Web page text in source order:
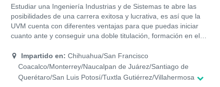
Estudiar una Ingeniería Industrias y de Sistemas te abre las
posibilidades de una carrera exitosa y lucrativa, es así que la
UVM cuenta con diferentes ventajas para que puedas iniciar
cuanto ante y conseguir una doble titulación, formación en el
más actuales y modernos, programas académicos de las
mejores universidades del mundo y con reconocimiento oficial
por la SEP, sin contar su programa de ayuda económica.
Impartido en: Chihuahua/San Francisco
Coacalco/Monterrey/Naucalpan de Juárez/Santiago de
Querétaro/San Luis Potosí/Tuxtla Gutiérrez/Villahermosa